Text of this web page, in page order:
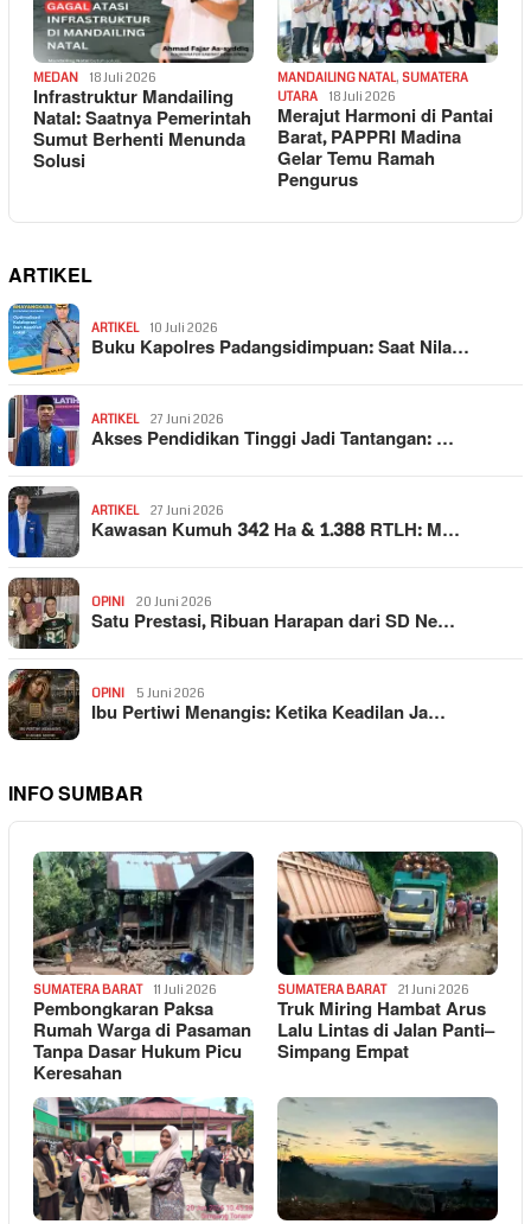
MEDAN 18 Juli 2026
Infrastruktur Mandailing
Natal: Saatnya Pemerintah
Sumut Berhenti Menunda
Solusi
MANDAILING NATAL, SUMATERA
UTARA
18 Juli 2026
Merajut Harmoni di Pantai
Barat, PAPPRI Madina
Gelar Temu Ramah
Pengurus
ARTIKEL
ARTIKEL 10 Juli 2026
Buku Kapolres Padangsidimpuan: Saat Nila…
ARTIKEL 27 Juni 2026
Akses Pendidikan Tinggi Jadi Tantangan: …
ARTIKEL 27 Juni 2026
Kawasan Kumuh 342 Ha & 1.388 RTLH: M…
OPINI 20 Juni 2026
Satu Prestasi, Ribuan Harapan dari SD Ne…
OPINI 5 Juni 2026
Ibu Pertiwi Menangis: Ketika Keadilan Ja…
INFO SUMBAR
SUMATERA BARAT 11 Juli 2026
Pembongkaran Paksa
Rumah Warga di Pasaman
Tanpa Dasar Hukum Picu
Keresahan
SUMATERA BARAT 21 Juni 2026
Truk Miring Hambat Arus
Lalu Lintas di Jalan Panti–
Simpang Empat